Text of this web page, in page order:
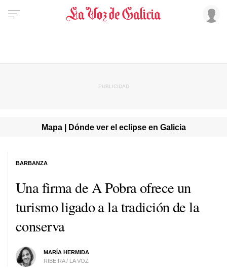
Mapa | Dónde ver el eclipse en Galicia
Una firma de A Pobra ofrece un
turismo ligado a la tradición de la
conserva
MARÍA HERMIDA
RIBEIRA / LA VOZ
BARBANZA